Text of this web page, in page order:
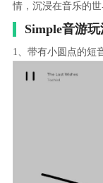
情，沉浸在音乐的
Simple音游
1、带有小圆点的短